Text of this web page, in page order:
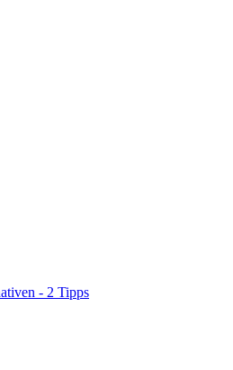
- 2 Tipps